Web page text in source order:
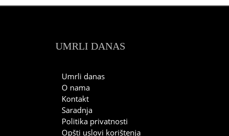
UMRLI DANAS
Umrli danas
O nama
Kontakt
Saradnja
Politika privatnosti
Opšti uslovi korištenja